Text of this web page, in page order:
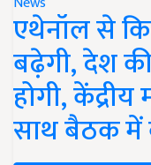
एथेनॉल से
बढ़ेगी, देश
होगी,
साथ बैठक में